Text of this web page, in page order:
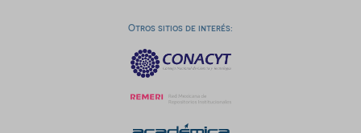
Otros sitios de interés: